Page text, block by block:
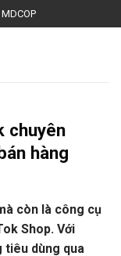
chuyên
hàng
còn là công cụ
Shop. Với
tiêu dùng qua